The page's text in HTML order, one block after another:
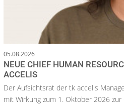
05.08.2026
NEUE CHIEF HUMAN
ACCELIS
Der Aufsichtsrat der tk accelis
mit Wirkung zum 1. Oktober 2026 zur